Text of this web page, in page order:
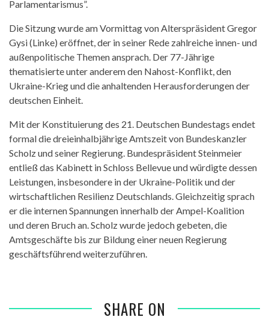
Parlamentarismus”.
Die Sitzung wurde am Vormittag von Alterspräsident Gregor
Gysi (Linke) eröffnet, der in seiner Rede zahlreiche innen- und
außenpolitische Themen ansprach. Der 77-Jährige
thematisierte unter anderem den Nahost-Konflikt, den
Ukraine-Krieg und die anhaltenden Herausforderungen der
deutschen Einheit.
Mit der Konstituierung des 21. Deutschen Bundestags endet
formal die dreieinhalbjährige Amtszeit von Bundeskanzler
Scholz und seiner Regierung. Bundespräsident Steinmeier
entließ das Kabinett in Schloss Bellevue und würdigte dessen
Leistungen, insbesondere in der Ukraine-Politik und der
wirtschaftlichen Resilienz Deutschlands. Gleichzeitig sprach
er die internen Spannungen innerhalb der Ampel-Koalition
und deren Bruch an. Scholz wurde jedoch gebeten, die
Amtsgeschäfte bis zur Bildung einer neuen Regierung
geschäftsführend weiterzuführen.
SHARE ON